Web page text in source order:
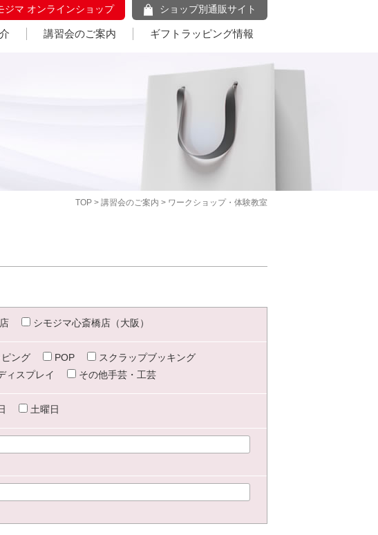
ジマ オンラインショップ ショップ別通販サイト
講習会のご案内 ギフトラッピング情報
TOP > 講習会のご案内 > ワークショップ・体験教室
シモジマ心斎橋店（大阪）
ング POP
スクラップブッキング
ィスプレイ その他手芸・工芸
土曜日